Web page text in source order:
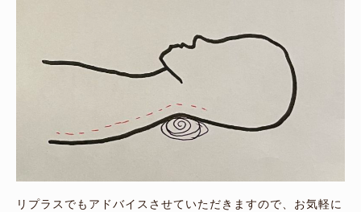
リプラスでもアドバイスさせていただきますので、お気軽に